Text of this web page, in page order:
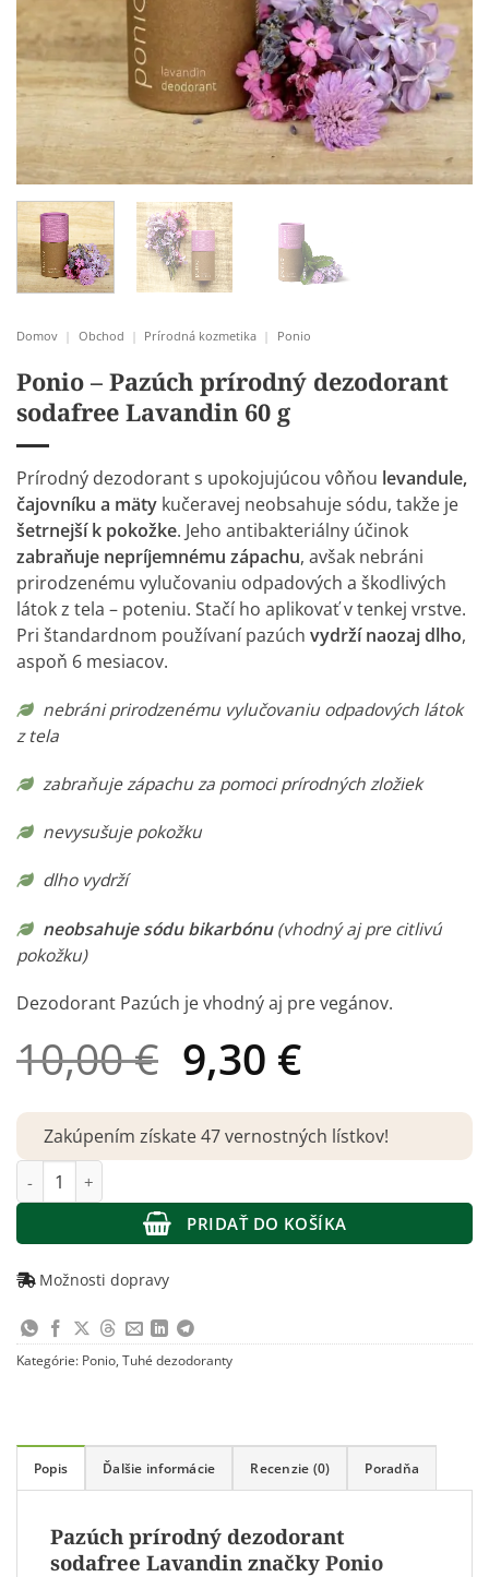
Domov | Obchod | Prírodná kozmetika | Ponio
Ponio – Pazúch prírodný dezodorant
sodafree Lavandin 60 g
Prírodný dezodorant s upokojujúcou vôňou levandule,
čajovníku a mäty kučeravej neobsahuje sódu, takže je
šetrnejší k pokožke. Jeho antibakteriálny účinok
zabraňuje nepríjemnému zápachu, avšak nebráni
prirodzenému vylučovaniu odpadových a škodlivých
látok z tela – poteniu. Stačí ho aplikovať v tenkej vrstve.
Pri štandardnom používaní pazúch vydrží naozaj dlho,
aspoň 6 mesiacov.
nebráni prirodzenému vylučovaniu odpadových látok
z tela
zabraňuje zápachu za pomoci prírodných zložiek
nevysušuje pokožku
dlho vydrží
neobsahuje sódu bikarbónu(vhodný aj pre citlivú
pokožku)
Dezodorant Pazúch je vhodný aj pre vegánov.
10,00€ Pôvodná
cena
bola:
9,30 €Aktuálna
cena
je:
Zakúpením získate 47 vernostných lístkov!
množstvo Ponio – Pazúch prírodný dezodorant sodafree
PRIDAŤ DO KOŠÍKA
Možnosti dopravy
Kategórie: Ponio, Tuhé dezodoranty
Popis Ďalšie informácie Recenzie (0) Poradňa
Pazúch prírodný dezodorant
sodafree Lavandin značky Ponio